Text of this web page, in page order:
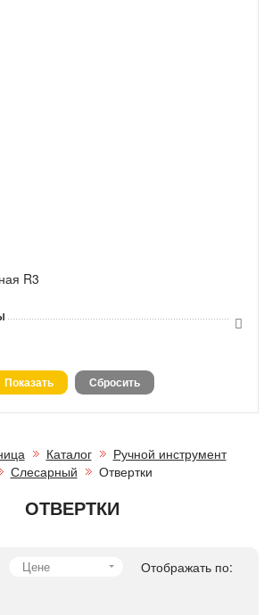
R3
Каталог
Ручной инструмент
Слесарный
Отвертки
ОТВЕРТКИ
Цене Отображать по: